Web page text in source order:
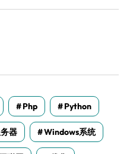
Php Python
器 Windows系统